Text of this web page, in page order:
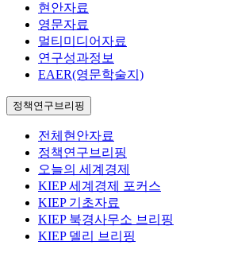
현안자료
영문자료
멀티미디어자료
연구성과정보
EAER(영문학술지)
정책연구브리핑
전체현안자료
정책연구브리핑
오늘의 세계경제
KIEP 세계경제 포커스
KIEP 기초자료
KIEP 북경사무소 브리핑
KIEP 델리 브리핑